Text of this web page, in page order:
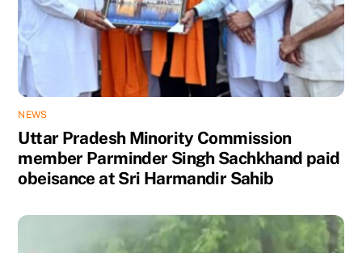
NEWS
Uttar Pradesh Minority Commission
member Parminder Singh Sachkhand paid
obeisance at Sri Harmandir Sahib